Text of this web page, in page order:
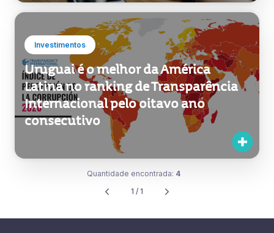
Investimentos
Uruguai é o melhor da América
Latina no ranking de Transparência
Internacional pelo oitavo ano
consecutivo
Quantidade encontrada: 4
1 / 1